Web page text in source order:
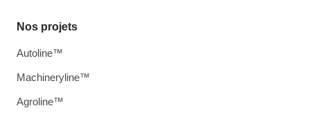
Nos projets
Autoline™
Machineryline™
Agroline™